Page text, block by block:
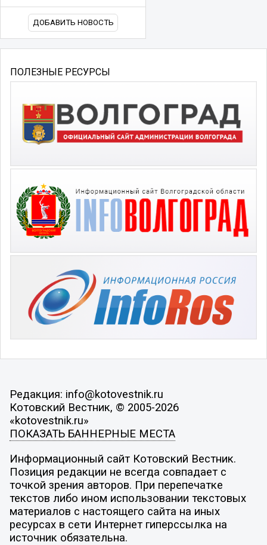
ДОБАВИТЬ НОВОСТЬ
ПОЛЕЗНЫЕ РЕСУРСЫ
Редакция: info@kotovestnik.ru
Котовский Вестник, © 2005-2026
«kotovestnik.ru»
ПОКАЗАТЬ БАННЕРНЫЕ МЕСТА
Информационный сайт Котовский Вестник.
Позиция редакции не всегда совпадает с
точкой зрения авторов. При перепечатке
текстов либо ином использовании текстовых
материалов с настоящего сайта на иных
ресурсах в сети Интернет гиперссылка на
источник обязательна.